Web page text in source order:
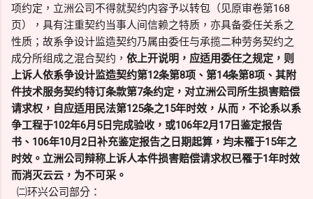
项约定，立洲公司不得就契约内容予以转包（见原审卷第168
页），具有注重契约当事人间信赖之特质，亦具备委任关系之
性质；故系争设计监造契约乃属由委任与承揽二种劳务契约之
成分所组成之混合契约， 依上开说明，应适用委任之规定，则
上诉人依系争设计监造契约第12条第8项、第14条第8项、其附
件技术服务契约特订条款第7条约定，对立洲公司所生损害赔偿
请求权，自应适用民法第125条之15年时效，从而，不论系以系
争工程于102年6月5日完成验收，或106年2月17日鉴定报告
书、106年10月2日补充鉴定报告之日期起算，均未罹于15年之
时效。立洲公司辩称上诉人本件损害赔偿请求权已罹于1年时效
而消灭云云，为不可采。
㈡环兴公司部分：